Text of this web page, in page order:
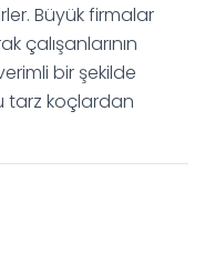
Büyük firmalar
çalışanlarının
bir şekilde
tarz koçlardan